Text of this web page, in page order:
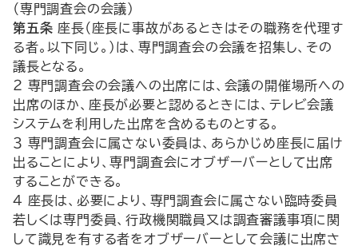
（専門調査会の会議）
第五条 座長（座長に事故があるときはその職務を代理す
る者。以下同じ。）は、専門調査会の会議を招集し、その
議長となる。
２ 専門調査会の会議への出席には、会議の開催場所への
出席のほか、座長が必要と認めるときには、テレビ会議
システムを利用した出席を含めるものとする。
３ 専門調査会に属さない委員は、あらかじめ座長に届け
出ることにより、専門調査会にオブザーバーとして出席
することができる。
４ 座長は、必要により、専門調査会に属さない臨時委員
若しくは専門委員、行政機関職員又は調査審議事項に関
して識見を有する者をオブザーバーとして会議に出席さ